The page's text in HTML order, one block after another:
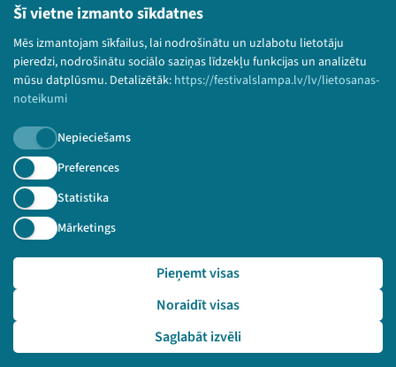
Šī vietne izmanto sīkdatnes
Mēs izmantojam sīkfailus, lai nodrošinātu un uzlabotu lietotāju
pieredzi, nodrošinātu sociālo saziņas līdzekļu funkcijas un analizētu
mūsu datplūsmu. Detalizētāk: https://festivalslampa.lv/lv/lietosanas-
noteikumi
Nepieciešams
Preferences
Statistika
Mārketings
Saglabāt izvēli
Noraidīt visas
Pieņemt visas
Bērnu aizsardzības politika
© 2026 Sarunu festivāls LAMPA Visas tiesības
paturētas.
Piesakies jaunumiem!
Nepalaid garām aktuālāko informāciju!
🔗 https://festivalslampa.lv/lv/video-arhivs/1775?sp